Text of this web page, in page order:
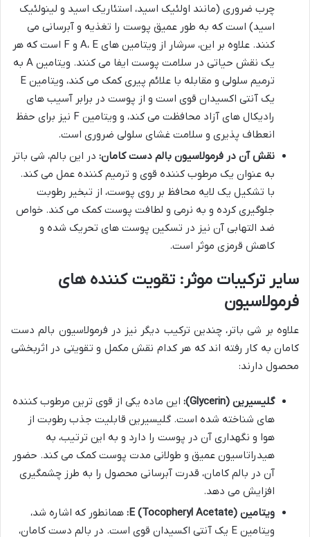
چرب ضروری (مانند اولئیک اسید، استئاریک اسید و لینولئیک
اسید) است که به طور عمیق پوست را تغذیه و آبرسانی می
کنند. علاوه بر این، سرشار از ویتامین های A، E و F است که هر
یک نقش حیاتی در سلامت پوست ایفا می کنند. ویتامین A به
ترمیم سلولی و مقابله با علائم پیری کمک می کند، ویتامین E
یک آنتی اکسیدان قوی است و از پوست در برابر آسیب های
رادیکال های آزاد محافظت می کند، و ویتامین F نیز برای حفظ
انعطاف پذیری و سلامت غشای سلولی ضروری است.
نقش آن در فرمولاسیون بالم دست کامان: در این بالم، شی باتر
به عنوان یک مرطوب کننده قوی و ترمیم کننده عمل می کند.
با تشکیل یک لایه محافظ بر روی پوست، از تبخیر رطوبت
جلوگیری کرده و به نرمی و لطافت پوست کمک می کند. خواص
ضد التهابی آن نیز در تسکین پوست های تحریک شده و
کاهش قرمزی موثر است.
سایر ترکیبات موثر: تقویت کننده های
فرمولاسیون
علاوه بر شی باتر، چندین ترکیب دیگر نیز در فرمولاسیون بالم دست
کامان به کار رفته اند که هر کدام نقش مکمل و تقویتی در اثربخشی
محصول دارند:
گلیسیرین (Glycerin):
این ماده یکی از قوی ترین مرطوب کننده
های شناخته شده است. گلیسیرین قابلیت جذب رطوبت از
هوا و نگهداری آن در پوست را دارد و به این ترتیب، به
هیدراتاسیون عمیق و طولانی مدت پوست کمک می کند. حضور
آن در بالم کامان، قدرت آبرسانی محصول را به طرز چشمگیری
افزایش می دهد.
ویتامین E (Tocopheryl Acetate):
همانطور که اشاره شد،
ویتامین E یک آنتی اکسیدان قوی است. در بالم دست کامان،